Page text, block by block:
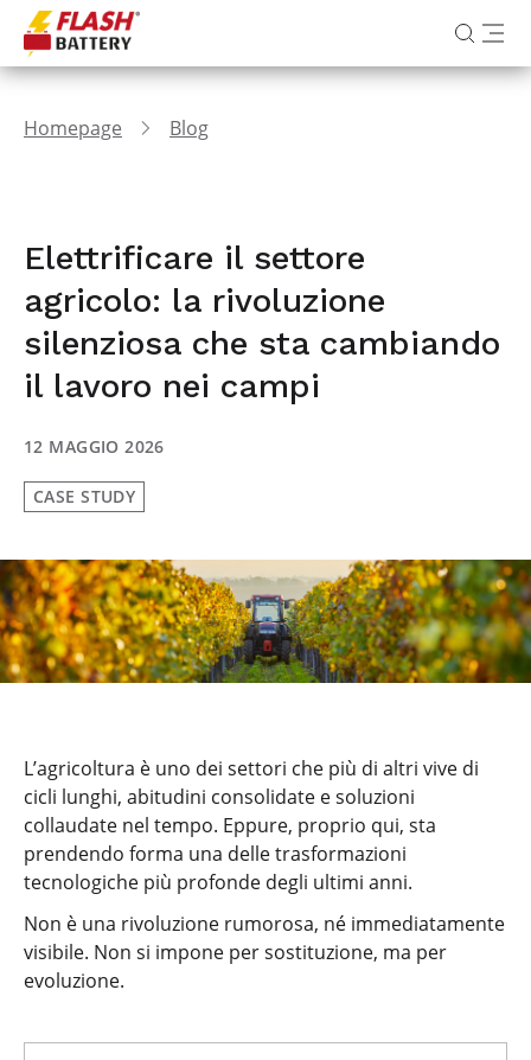
Homepage Blog
Elettrificare il settore
agricolo: la rivoluzione
silenziosa che sta cambiando
il lavoro nei campi
12 MAGGIO 2026
CASE STUDY
L’agricoltura è uno dei settori che più di altri vive di
cicli lunghi, abitudini consolidate e soluzioni
collaudate nel tempo. Eppure, proprio qui, sta
prendendo forma una delle trasformazioni
tecnologiche più profonde degli ultimi anni.
Non è una rivoluzione rumorosa, né immediatamente
visibile. Non si impone per sostituzione, ma per
evoluzione.